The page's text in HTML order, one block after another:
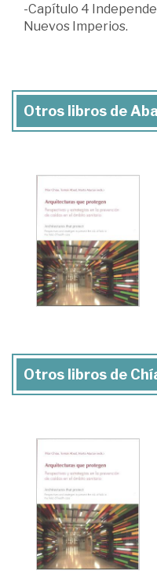
-Capítulo 4
Nuevos Imperios.
Otros libros de
Otros libros de